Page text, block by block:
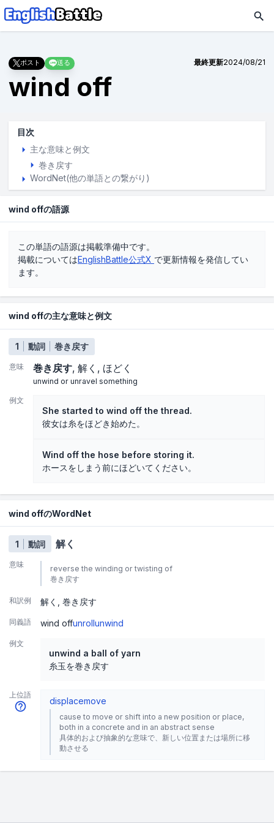
ポスト 送る 最終更新2024/08/21
wind off
目次
主な意味と例文
巻き戻す
WordNet(他の単語との繋がり)
wind offの語源
この単語の語源は掲載準備中です。
掲載についてはEnglishBattle公式X で更新情報を発信してい
ます。
wind offの主な意味と例文
1 動詞 巻き戻す
意味 巻き戻す 解く ほどく
unwind or unravel something
例文
She started to wind off the thread.
彼女は糸をほどき始めた。
Wind off the hose before storing it.
ホースをしまう前にほどいてください。
wind offのWordNet
1 動詞 解く
意味
reverse the winding or twisting of
巻き戻す
和訳例 解く 巻き戻す
同義語 wind offunrollunwind
例文
unwind a ball of yarn
糸玉を巻き戻す
上位語
displacemove
cause to move or shift into a new position or place,
both in a concrete and in an abstract sense
具体的および抽象的な意味で、新しい位置または場所に移
動させる